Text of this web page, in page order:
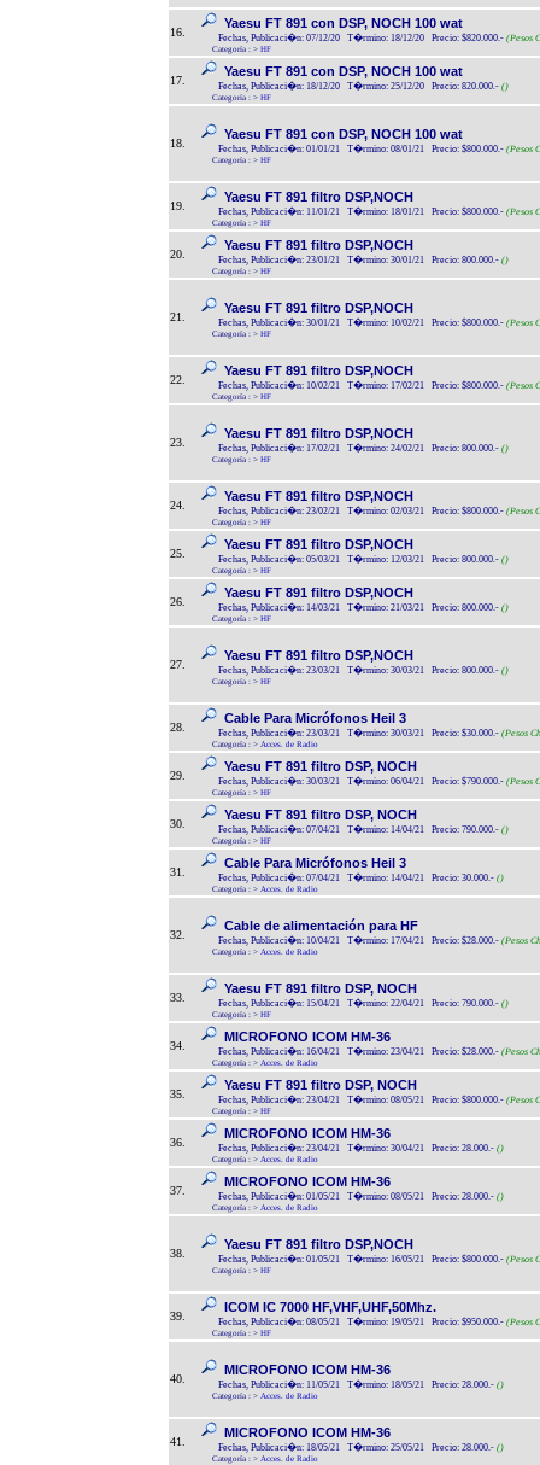
16.
Yaesu FT 891 con DSP, NOCH 100 wat
Fechas, Publicaci�n: 07/12/20 T�rmino: 18/12/20 Precio: $820.000.- (Pesos
Categoría : > HF
17.
Yaesu FT 891 con DSP, NOCH 100 wat
Fechas, Publicaci�n: 18/12/20 T�rmino: 25/12/20 Precio: 820.000.- ()
Categoría : > HF
18.
Yaesu FT 891 con DSP, NOCH 100 wat
Fechas, Publicaci�n: 01/01/21 T�rmino: 08/01/21 Precio: $800.000.- (Pesos
Categoría : > HF
19.
Yaesu FT 891 filtro DSP,NOCH
Fechas, Publicaci�n: 11/01/21 T�rmino: 18/01/21 Precio: $800.000.- (Pesos
Categoría : > HF
20.
Yaesu FT 891 filtro DSP,NOCH
Fechas, Publicaci�n: 23/01/21 T�rmino: 30/01/21 Precio: 800.000.- ()
Categoría : > HF
21.
Yaesu FT 891 filtro DSP,NOCH
Fechas, Publicaci�n: 30/01/21 T�rmino: 10/02/21 Precio: $800.000.- (Pesos
Categoría : > HF
22.
Yaesu FT 891 filtro DSP,NOCH
Fechas, Publicaci�n: 10/02/21 T�rmino: 17/02/21 Precio: $800.000.- (Pesos
Categoría : > HF
23.
Yaesu FT 891 filtro DSP,NOCH
Fechas, Publicaci�n: 17/02/21 T�rmino: 24/02/21 Precio: 800.000.- ()
Categoría : > HF
24.
Yaesu FT 891 filtro DSP,NOCH
Fechas, Publicaci�n: 23/02/21 T�rmino: 02/03/21 Precio: $800.000.- (Pesos
Categoría : > HF
25.
Yaesu FT 891 filtro DSP,NOCH
Fechas, Publicaci�n: 05/03/21 T�rmino: 12/03/21 Precio: 800.000.- ()
Categoría : > HF
26.
Yaesu FT 891 filtro DSP,NOCH
Fechas, Publicaci�n: 14/03/21 T�rmino: 21/03/21 Precio: 800.000.- ()
Categoría : > HF
27.
Yaesu FT 891 filtro DSP,NOCH
Fechas, Publicaci�n: 23/03/21 T�rmino: 30/03/21 Precio: 800.000.- ()
Categoría : > HF
28.
Cable Para Micrófonos Heil 3
Fechas, Publicaci�n: 23/03/21 T�rmino: 30/03/21 Precio: $30.000.- (Pesos
Categoría : > Acces. de Radio
29.
Yaesu FT 891 filtro DSP, NOCH
Fechas, Publicaci�n: 30/03/21 T�rmino: 06/04/21 Precio: $790.000.- (Pesos
Categoría : > HF
30.
Yaesu FT 891 filtro DSP, NOCH
Fechas, Publicaci�n: 07/04/21 T�rmino: 14/04/21 Precio: 790.000.- ()
Categoría : > HF
31.
Cable Para Micrófonos Heil 3
Fechas, Publicaci�n: 07/04/21 T�rmino: 14/04/21 Precio: 30.000.- ()
Categoría : > Acces. de Radio
32.
Cable de alimentación para HF
Fechas, Publicaci�n: 10/04/21 T�rmino: 17/04/21 Precio: $28.000.- (Pesos
Categoría : > Acces. de Radio
33.
Yaesu FT 891 filtro DSP, NOCH
Fechas, Publicaci�n: 15/04/21 T�rmino: 22/04/21 Precio: 790.000.- ()
Categoría : > HF
34.
MICROFONO ICOM HM-36
Fechas, Publicaci�n: 16/04/21 T�rmino: 23/04/21 Precio: $28.000.- (Pesos
Categoría : > Acces. de Radio
35.
Yaesu FT 891 filtro DSP, NOCH
Fechas, Publicaci�n: 23/04/21 T�rmino: 08/05/21 Precio: $800.000.- (Pesos
Categoría : > HF
36.
MICROFONO ICOM HM-36
Fechas, Publicaci�n: 23/04/21 T�rmino: 30/04/21 Precio: 28.000.- ()
Categoría : > Acces. de Radio
37.
MICROFONO ICOM HM-36
Fechas, Publicaci�n: 01/05/21 T�rmino: 08/05/21 Precio: 28.000.- ()
Categoría : > Acces. de Radio
38.
Yaesu FT 891 filtro DSP,NOCH
Fechas, Publicaci�n: 01/05/21 T�rmino: 16/05/21 Precio: $800.000.- (Pesos
Categoría : > HF
39.
ICOM IC 7000 HF,VHF,UHF,50Mhz.
Fechas, Publicaci�n: 08/05/21 T�rmino: 19/05/21 Precio: $950.000.- (Pesos
Categoría : > HF
40.
MICROFONO ICOM HM-36
Fechas, Publicaci�n: 11/05/21 T�rmino: 18/05/21 Precio: 28.000.- ()
Categoría : > Acces. de Radio
41.
MICROFONO ICOM HM-36
Fechas, Publicaci�n: 18/05/21 T�rmino: 25/05/21 Precio: 28.000.- ()
Categoría : > Acces. de Radio